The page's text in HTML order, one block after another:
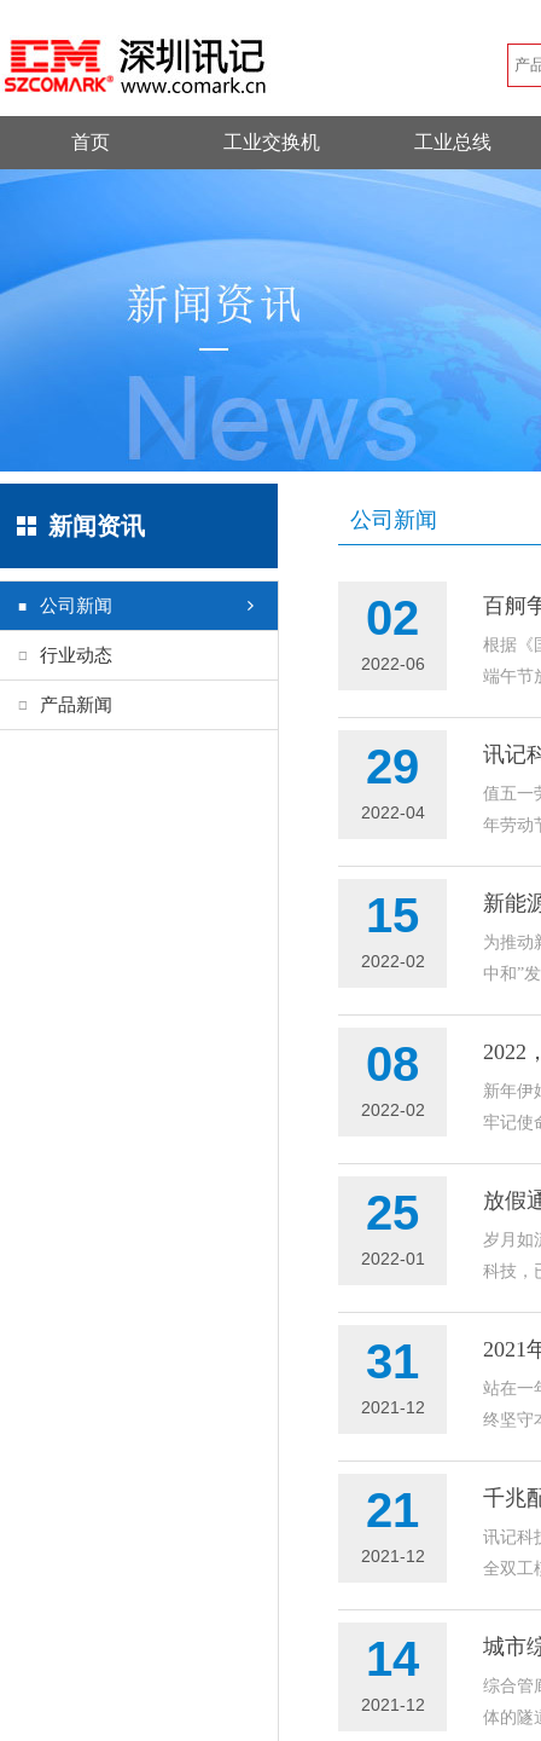
首页 工业交换机 工业总线
新闻资讯
公司新闻
行业动态
产品新闻
公司新闻
02
2022-06
百舸
根据《
端午节
29
2022-04
讯记
值五一
年劳动
15
2022-02
新能
为推动
中和”
08
2022-02
2022
新年伊
牢记使
25
2022-01
放假
岁月如
科技，
31
2021-12
2021
站在一
终坚守
21
2021-12
千兆
讯记科
全双工
14
2021-12
城市
综合管
体的隧